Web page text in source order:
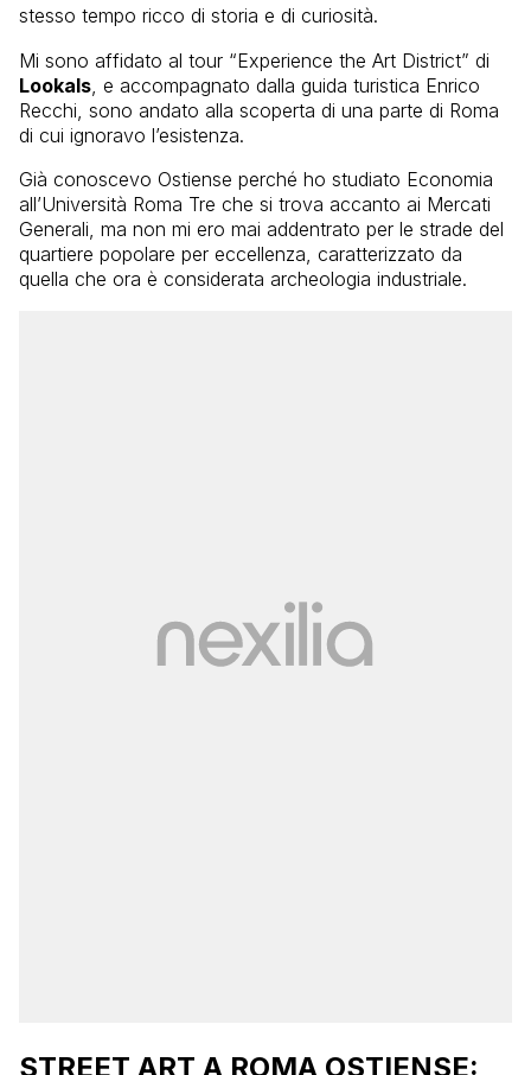
stesso tempo ricco di storia e di curiosità.
Mi sono affidato al tour “Experience the Art District” di
Lookals , e accompagnato dalla guida turistica Enrico
Recchi, sono andato alla scoperta di una parte di Roma
di cui ignoravo l’esistenza.
Già conoscevo Ostiense perché ho studiato Economia
all’Università Roma Tre che si trova accanto ai Mercati
Generali, ma non mi ero mai addentrato per le strade del
quartiere popolare per eccellenza, caratterizzato da
quella che ora è considerata archeologia industriale.
STREET ART A ROMA OSTIENSE: